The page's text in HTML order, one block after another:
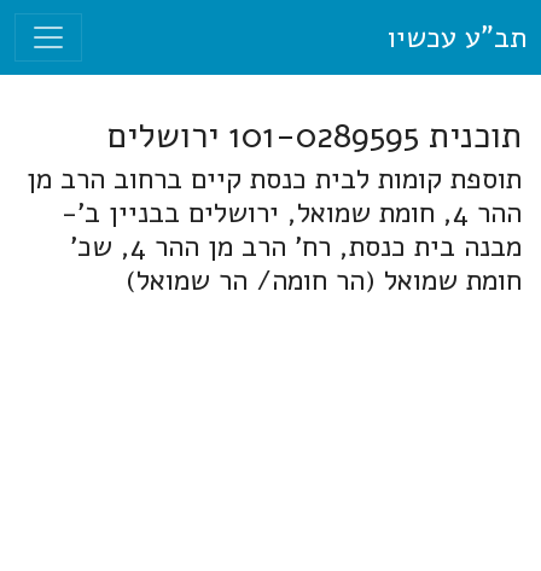
תב"ע עכשיו
תוכנית 101-0289595 ירושלים
תוספת קומות לבית כנסת קיים ברחוב הרב מן
ההר 4, חומת שמואל, ירושלים בבניין ב'-
מבנה בית כנסת, רח' הרב מן ההר 4, שכ'
חומת שמואל (הר חומה/ הר שמואל)